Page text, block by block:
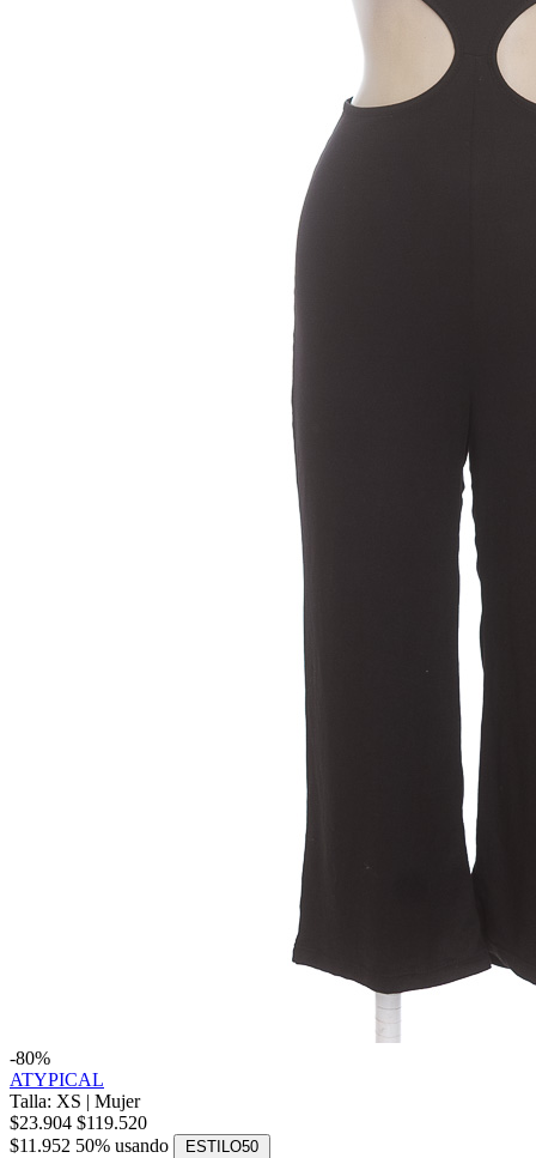
-80%
ATYPICAL
Talla: XS | Mujer
$23.904 $119.520
$11.952 50% usando ESTILO50